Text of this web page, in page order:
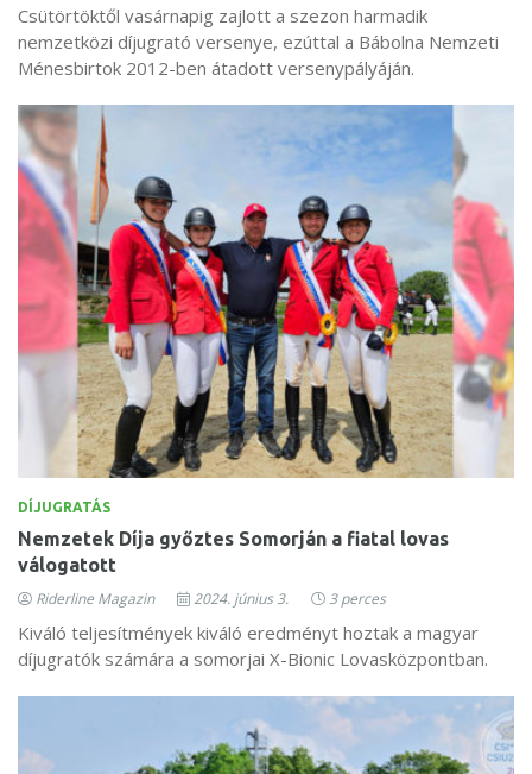
Csütörtöktől vasárnapig zajlott a szezon harmadik
nemzetközi díjugrató versenye, ezúttal a Bábolna Nemzeti
Ménesbirtok 2012-ben átadott versenypályáján.
DÍJUGRATÁS
Nemzetek Díja győztes Somorján a fiatal lovas
válogatott
Riderline Magazin 2024. június 3. 3 perces
Kiváló teljesítmények kiváló eredményt hoztak a magyar
díjugratók számára a somorjai X-Bionic Lovasközpontban.